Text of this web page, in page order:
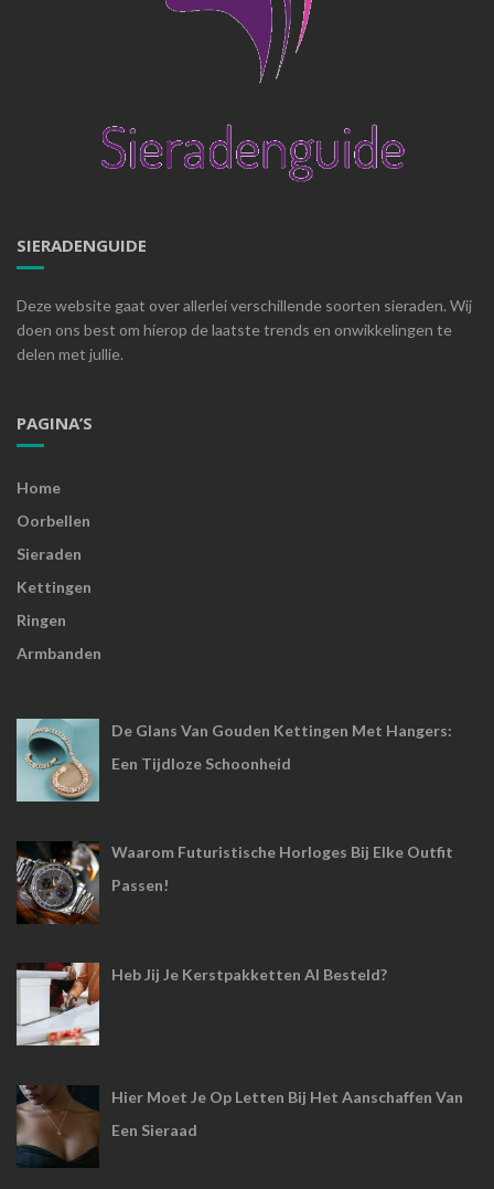
SIERADENGUIDE
Deze website gaat over allerlei verschillende soorten sieraden. Wij
doen ons best om hierop de laatste trends en onwikkelingen te
delen met jullie.
PAGINA’S
Home
Oorbellen
Sieraden
Kettingen
Ringen
Armbanden
De Glans Van Gouden Kettingen Met Hangers:
Een Tijdloze Schoonheid
Waarom Futuristische Horloges Bij Elke Outfit
Passen!
Heb Jij Je Kerstpakketten Al Besteld?
Hier Moet Je Op Letten Bij Het Aanschaffen Van
Een Sieraad